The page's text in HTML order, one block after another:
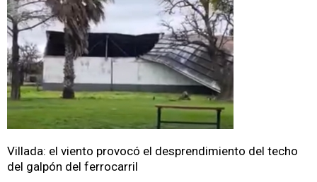
Villada: el viento provocó el desprendimiento del techo
del galpón del ferrocarril